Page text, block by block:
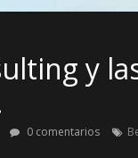
y
0 comentarios